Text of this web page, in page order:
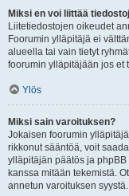
Miksi en voi liittää
Liitetiedostojen oikeudet
Foorumin ylläpitäjä ei
alueella tai vain tietyt
foorumin ylläpitäjään jos et
Ylös
Miksi sain varoituksen?
Jokaisen foorumin
rikkonut sääntöä, voit
ylläpitäjän päätös ja
kanssa mitään tekemistä.
annetun varoituksen syystä.